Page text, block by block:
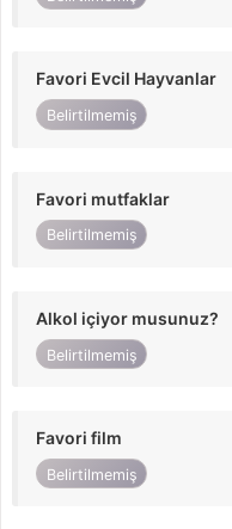
Favori Evcil Hayvanlar
Belirtilmemiş
Favori mutfaklar
Belirtilmemiş
Alkol içiyor musunuz?
Belirtilmemiş
Favori film
Belirtilmemiş